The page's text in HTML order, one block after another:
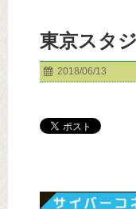
東京スタ
2018/06/13